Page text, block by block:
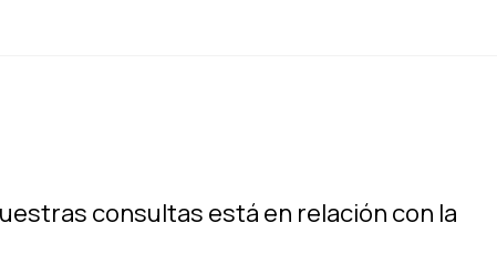
consultas está en relación con la